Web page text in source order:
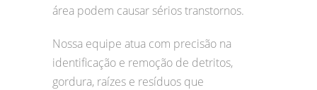
área podem causar sérios transtornos.
Nossa equipe atua com precisão na
identificação e remoção de detritos,
gordura, raízes e resíduos que